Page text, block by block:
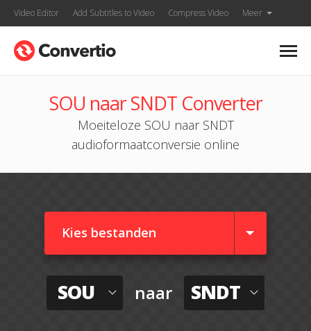
Video Editor Add Subtitles to Video Compress Video Meer
SOU naar SNDT Converter
Moeiteloze SOU naar SNDT
audioformaatconversie online
Kies bestanden
SOU naar SNDT